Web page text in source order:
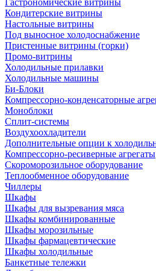
Гастрономические витрины
Кондитерские витрины
Настольные витрины
Под выносное холодоснабжение
Пристенные витрины (горки)
Промо-витрины
Холодильные прилавки
Холодильные машины
Би-Блоки
Компрессорно-конденсаторные
Моноблоки
Сплит-системы
Воздухоохладители
Дополнительные опции к
Компрессорно-ресиверные агрегаты
Скороморозильное оборудование
Теплообменное оборудование
Чиллеры
Шкафы
Шкафы для вызревания мяса
Шкафы комбинированные
Шкафы морозильные
Шкафы фармацевтические
Шкафы холодильные
Банкетные тележки